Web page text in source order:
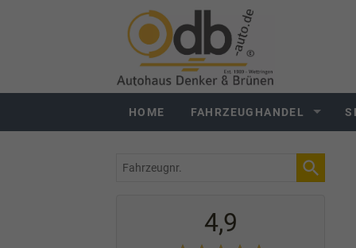
HOME FAHRZEUGHANDEL
Fahrzeugnr.
4,9